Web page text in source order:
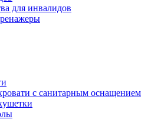
для инвалидов
с санитарным оснащением